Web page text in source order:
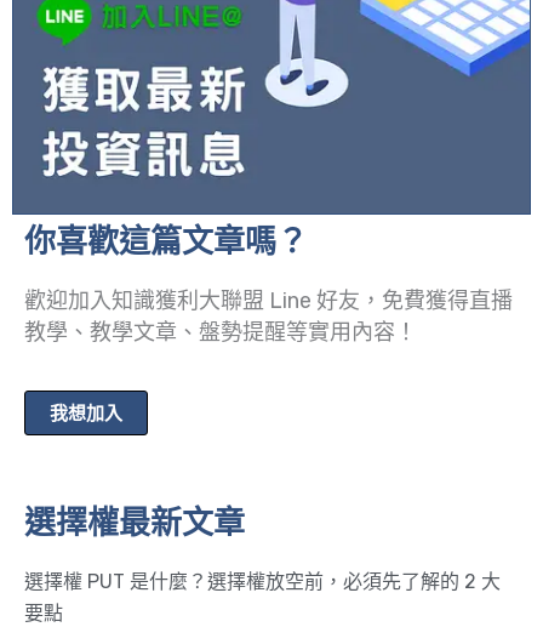
你喜歡這篇文章嗎？
歡迎加入知識獲利大聯盟 Line 好友，免費獲得直播
教學、教學文章、盤勢提醒等實用內容！
我想加入
選擇權最新文章
選擇權 PUT 是什麼？選擇權放空前，必須先了解的 2 大
要點